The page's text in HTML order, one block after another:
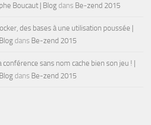
Boucaut | Blog dans Be-zend 2015
des bases à une utilisation poussée |
dans Be-zend 2015
sans nom cache bien son jeu ! |
dans Be-zend 2015